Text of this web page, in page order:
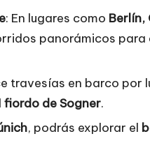
: En lugares como Berlín,
panorámicos
travesías en barco por
fiordo de Sogner.
, podrás explorar el